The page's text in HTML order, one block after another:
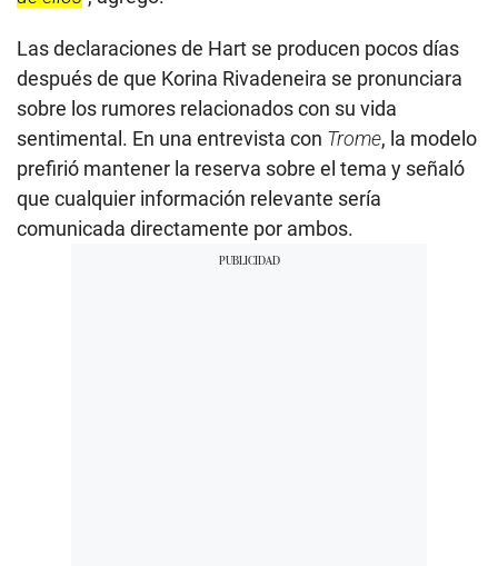
Las declaraciones de Hart se producen pocos días
después de que Korina Rivadeneira se pronunciara
sobre los rumores relacionados con su vida
sentimental. En una entrevista con Trome, la modelo
prefirió mantener la reserva sobre el tema y señaló
que cualquier información relevante sería
comunicada directamente por ambos.